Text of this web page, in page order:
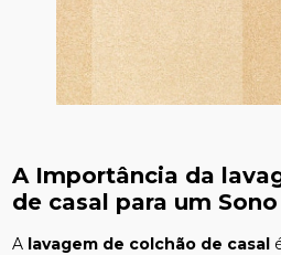
A Importância da
de casal para um
A lavagem de colchão de casal